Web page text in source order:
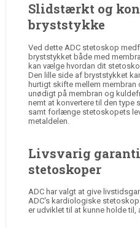
Slidstærkt og
bryststykke
Ved dette ADC stetoskop
bryststykket både med
kan vælge hvordan dit
Den lille side af bryststykket
hurtigt skifte mellem
unødigt på membran og
nemt at konvertere til den type
samt forlænge stetoskopets
metaldelen.
Livsvarig garanti
stetoskoper
ADC har valgt at give
ADC's kardiologiske
er udviklet til at kunne holde til,